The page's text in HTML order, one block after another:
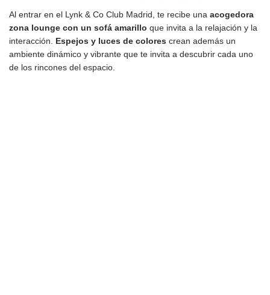
Al entrar en el Lynk & Co Club Madrid, te recibe una acogedora
zona lounge con un sofá amarillo que invita a la relajación y la
interacción. Espejos y luces de colores crean además un
ambiente dinámico y vibrante que te invita a descubrir cada uno
de los rincones del espacio.